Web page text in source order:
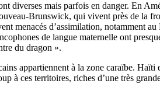
diverses mais parfois en danger. En
Brunswick, qui vivent près de la
menacés d’assimilation, notamment
de langue maternelle ont
du dragon ».
appartiennent à la zone caraïbe.
à ces territoires, riches d’une très